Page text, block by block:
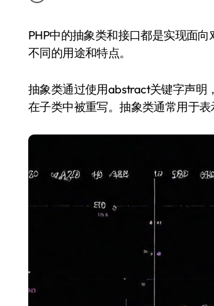
PHP中的抽象类和接口都是实现面向对象编程的重要工具，它们都用于定义类的结构，但各自有
不同的用途和特点。
抽象类通过使用abstract关键字声明
在子类中被重写。抽象类通常用于表